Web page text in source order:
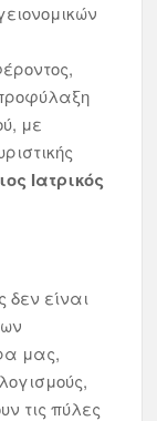
με
Ιατρικός
είναι
μας,
τις πύλες